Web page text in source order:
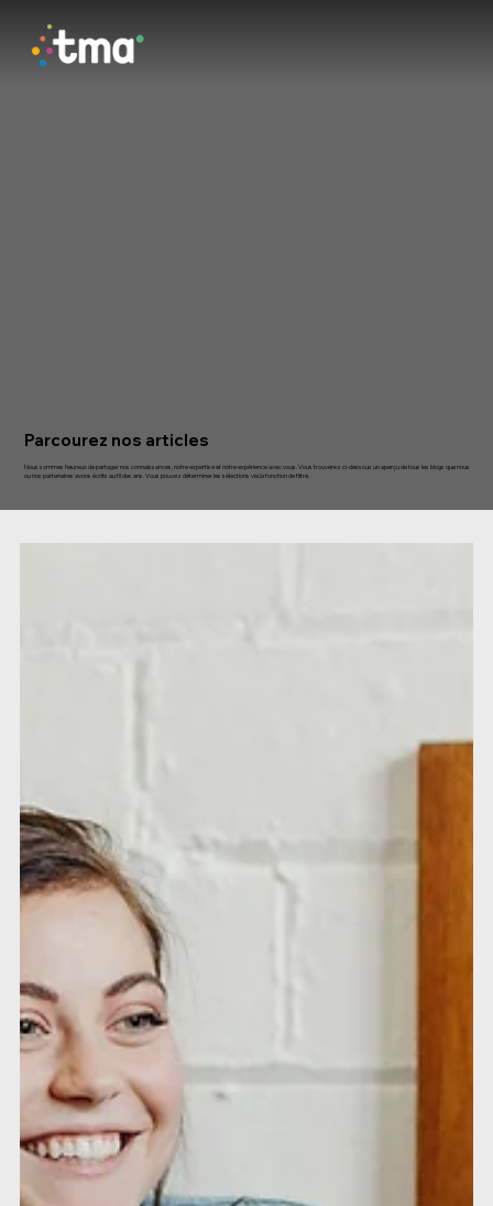
Parcourez nos articles
Nous sommes heureux de partager nos connaissances, notre expertise et notre expérience avec vous. Vous trouverez ci-dessous un aperçu de tous les blogs que nous
ou nos partenaires avons écrits au fil des ans. Vous pouvez déterminer les sélections via la fonction de filtre.